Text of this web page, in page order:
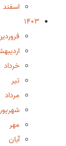
اسفند
1403
خرداد
تیر
مرداد
شهریور
مهر
آبان